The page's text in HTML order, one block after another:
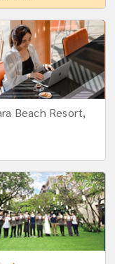
Beach Resort,